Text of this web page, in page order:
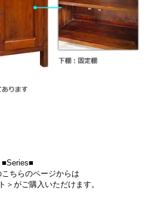
■Series■
ちらのページからは
＞がご購入いただけます。